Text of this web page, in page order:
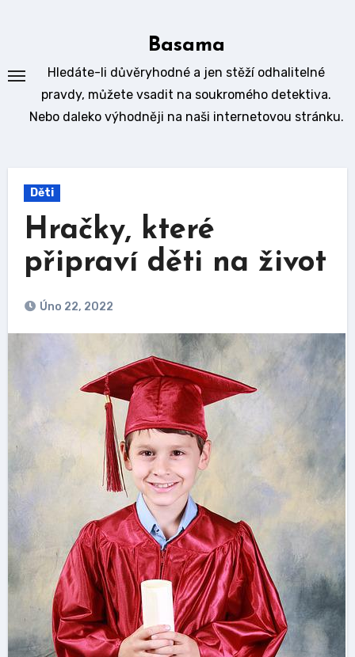
Basama
Hledáte-li důvěryhodné a jen stěží odhalitelné
pravdy, můžete vsadit na soukromého detektiva.
Nebo daleko výhodněji na naši internetovou stránku.
Děti
Hračky, které
připraví děti na život
Úno 22, 2022